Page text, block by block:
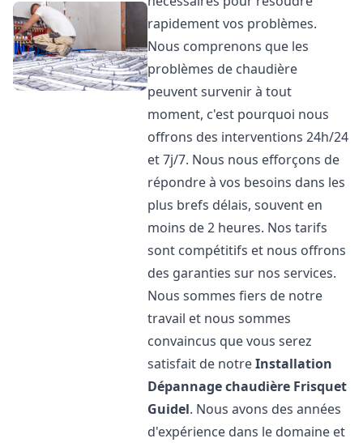
rapidement vos problèmes.
Nous comprenons que les
problèmes de chaudière
peuvent survenir à tout
moment, c'est pourquoi nous
offrons des interventions 24h/24
et 7j/7. Nous nous efforçons de
répondre à vos besoins dans les
plus brefs délais, souvent en
moins de 2 heures. Nos tarifs
sont compétitifs et nous offrons
des garanties sur nos services.
Nous sommes fiers de notre
travail et nous sommes
convaincus que vous serez
satisfait de notreInstallation
Dépannage chaudière Frisquet
Guidel. Nous avons des années
d'expérience dans le domaine et